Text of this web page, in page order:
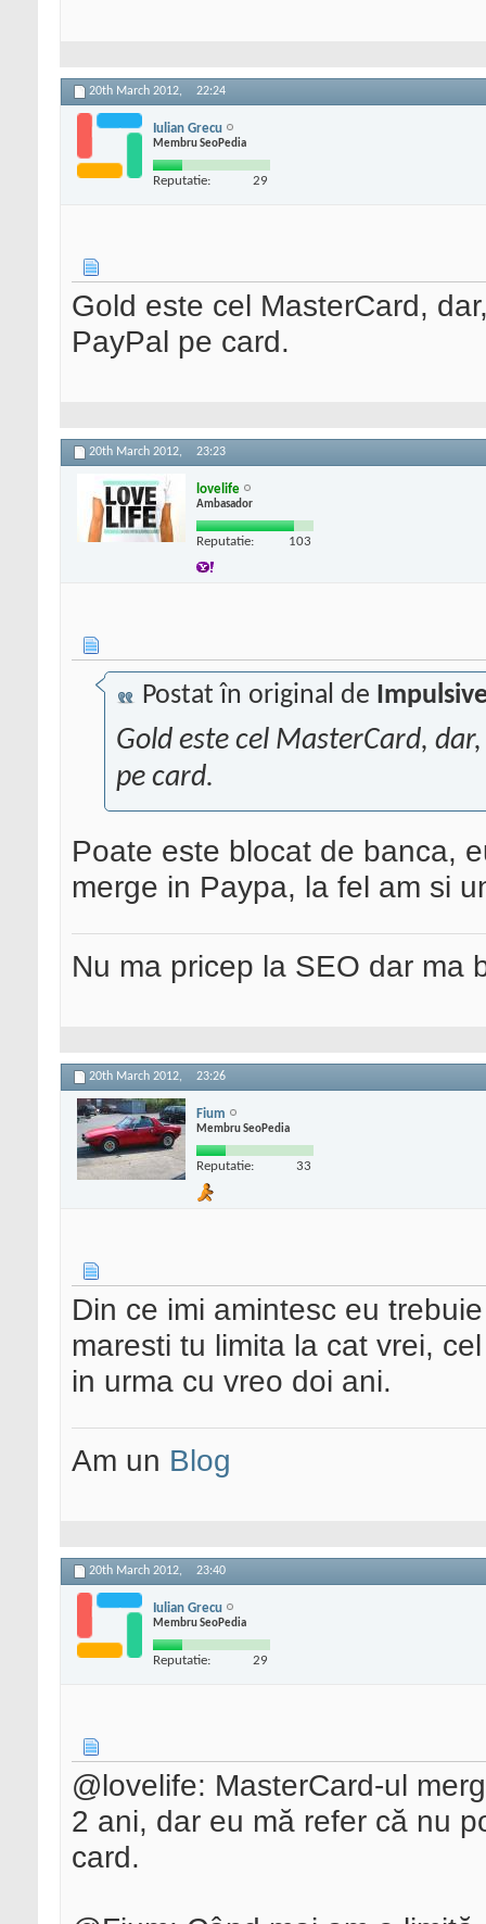
20th March 2012, 22:24
Iulian Grecu
Membru SeoPedia
Reputatie: 29
Gold este cel MasterCard,
PayPal pe card.
20th March 2012, 23:23
lovelife
Ambasador
Reputatie: 103
Postat în original de
Gold este cel MasterCard,
pe card.
Poate este blocat de banca,
merge in Paypa, la fel am si
Nu ma pricep la SEO dar ma
20th March 2012, 23:26
Fium
Membru SeoPedia
Reputatie: 33
Din ce imi amintesc eu
maresti tu limita la cat vrei,
in urma cu vreo doi ani.
Am un Blog
20th March 2012, 23:40
Iulian Grecu
Membru SeoPedia
Reputatie: 29
@lovelife: MasterCard-ul
2 ani, dar eu mă refer că nu
card.